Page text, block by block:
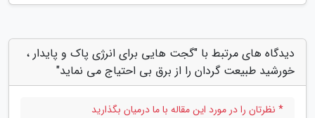
دیدگاه های مرتبط با "گجت هایی برای انرژی پاک و پایدار ،
خورشید طبیعت گردان را از برق بی احتیاج می نماید"
* نظرتان را در مورد این مقاله با ما درمیان بگذارید